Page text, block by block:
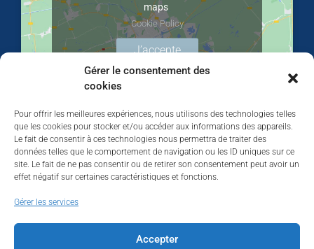
Gérer le consentement des
cookies
Pour offrir les meilleures expériences, nous utilisons des technologies telles
que les cookies pour stocker et/ou accéder aux informations des appareils.
Le fait de consentir à ces technologies nous permettra de traiter des
données telles que le comportement de navigation ou les ID uniques sur ce
site. Le fait de ne pas consentir ou de retirer son consentement peut avoir un
effet négatif sur certaines caractéristiques et fonctions.
Gérer les services
Accepter
maps
Cookie Policy
J’accepte